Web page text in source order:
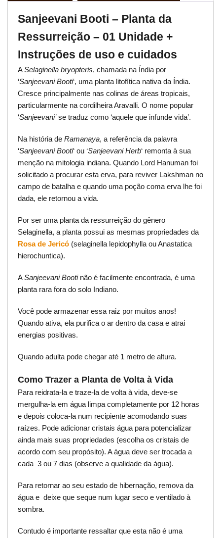
Sanjeevani Booti – Planta da
Ressurreição – 01 Unidade +
Instruções de uso e cuidados
ASelaginella bryopteris, chamada na Índia por
‘Sanjeevani Booti‘, uma planta litofítica nativa da Índia.
Cresce principalmente nas colinas de áreas tropicais,
particularmente na cordilheira Aravalli. O nome popular
‘Sanjeevani’se traduz como ‘aquele que infunde vida’.
Na história de Ramanaya, a referência da palavra
‘Sanjeevani Booti‘ ou ‘Sanjeevani Herb‘ remonta à sua
menção na mitologia indiana. Quando Lord Hanuman foi
solicitado a procurar esta erva, para reviver Lakshman no
campo de batalha e quando uma poção coma erva lhe foi
dada, ele retornou a vida.
Por ser uma planta da ressurreição do gênero
Selaginella, a planta possui as mesmas propriedades da
Rosa de Jericó (selaginella lepidophylla ou Anastatica
hierochuntica).
ASanjeevani Bootinão é facilmente encontrada, é uma
planta rara fora do solo Indiano.
Você pode armazenar essa raiz por muitos anos!
Quando ativa, ela purifica o ar dentro da casa e atrai
energias positivas.
Quando adulta pode chegar até 1 metro de altura.
Como Trazer a Planta de Volta à Vida
Para reidrata-la e traze-la de volta à vida, deve-se
mergulha-la em água limpa completamente por 12 horas
e depois coloca-la num recipiente acomodando suas
raízes. Pode adicionar cristais água para potencializar
ainda mais suas propriedades (escolha os cristais de
acordo com seu propósito). A água deve ser trocada a
cada 3 ou 7 dias (observe a qualidade da água).
Para retornar ao seu estado de hibernação, remova da
água e deixe que seque num lugar seco e ventilado à
sombra.
Contudo é importante ressaltar que esta não é uma